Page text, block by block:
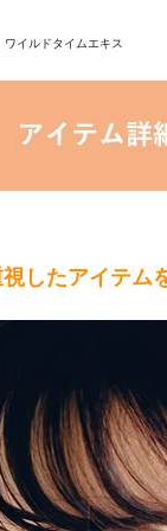
イルドタイムエキス
したアイテム